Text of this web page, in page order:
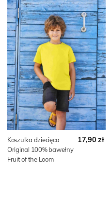
Koszulka dziecięca
Original 100% bawełny
Fruit of the Loom
17,90 zł